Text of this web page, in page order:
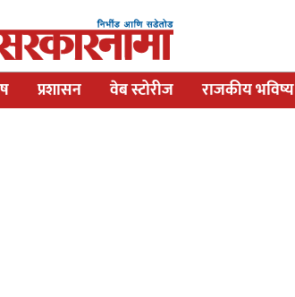
प्रशासन वेब स्टोरीज राजकीय भविष्य